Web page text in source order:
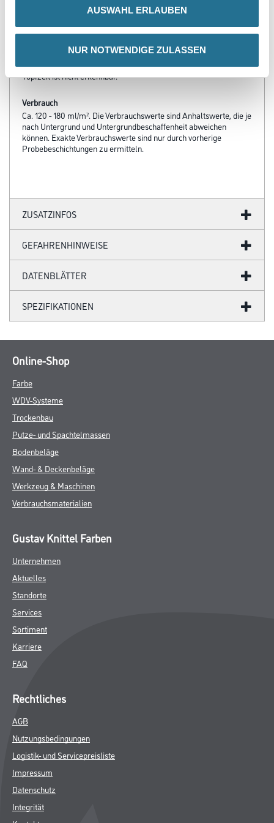
AUSWAHL ERLAUBEN
NUR NOTWENDIGE ZULASSEN
Verarbeitungstemp./Luftfeuchte
Material-, Umluft- und Untergrundtemperatur: Mind. 5 °C
Verarbeitungszeit
Bei +20 °C beträgt die Topfzeit 8 Stunden. Achtung: Das Ende der
Topfzeit ist nicht erkennbar.
Verbrauch
Ca. 120 - 180 ml/m². Die Verbrauchswerte sind Anhaltswerte, die je
nach Untergrund und Untergrundbeschaffenheit abweichen
können. Exakte Verbrauchswerte sind nur durch vorherige
Probebeschichtungen zu ermitteln.
ZUSATZINFOS
GEFAHRENHINWEISE
DATENBLÄTTER
SPEZIFIKATIONEN
Online-Shop
Farbe
WDV-Systeme
Trockenbau
Putze- und Spachtelmassen
Bodenbeläge
Wand- & Deckenbeläge
Werkzeug & Maschinen
Verbrauchsmaterialien
Gustav Knittel Farben
Unternehmen
Aktuelles
Standorte
Services
Sortiment
Karriere
FAQ
Rechtliches
AGB
Nutzungsbedingungen
Logistik- und Servicepreisliste
Impressum
Datenschutz
Integrität